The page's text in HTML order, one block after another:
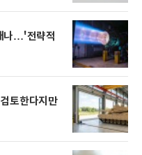
나…'전략적
토한다지만